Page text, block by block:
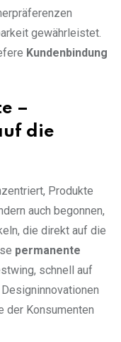
gewährleistet.
Kundenbindung
–
die
Produkte
auch begonnen,
die direkt auf die
permanente
schnell auf
der Konsumenten